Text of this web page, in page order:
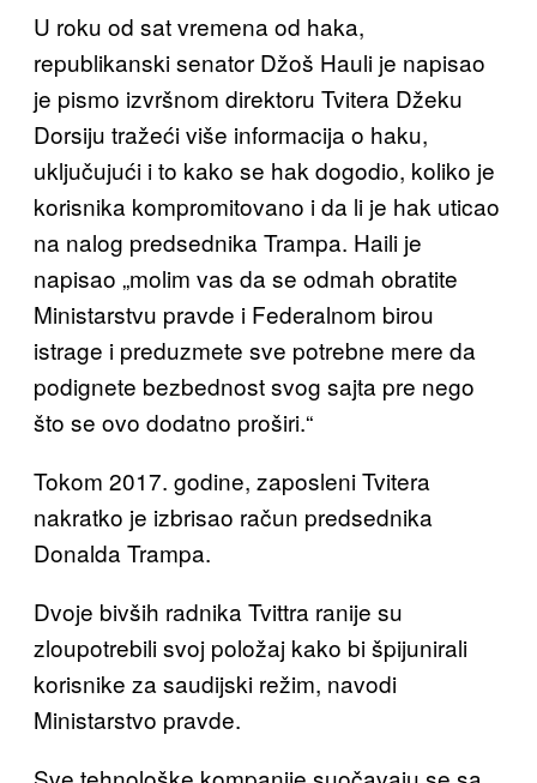
U roku od sat vremena od haka,
republikanski senator Džoš Hauli je napisao
je pismo izvršnom direktoru Tvitera Džeku
Dorsiju tražeći više informacija o haku,
uključujući i to kako se hak dogodio, koliko je
korisnika kompromitovano i da li je hak uticao
na nalog predsednika Trampa. Haili je
napisao „molim vas da se odmah obratite
Ministarstvu pravde i Federalnom birou
istrage i preduzmete sve potrebne mere da
podignete bezbednost svog sajta pre nego
što se ovo dodatno proširi.“
Tokom 2017. godine, zaposleni Tvitera
nakratko je izbrisao račun predsednika
Donalda Trampa.
Dvoje bivših radnika Tvittra ranije su
zloupotrebili svoj položaj kako bi špijunirali
korisnike za saudijski režim, navodi
Ministarstvo pravde.